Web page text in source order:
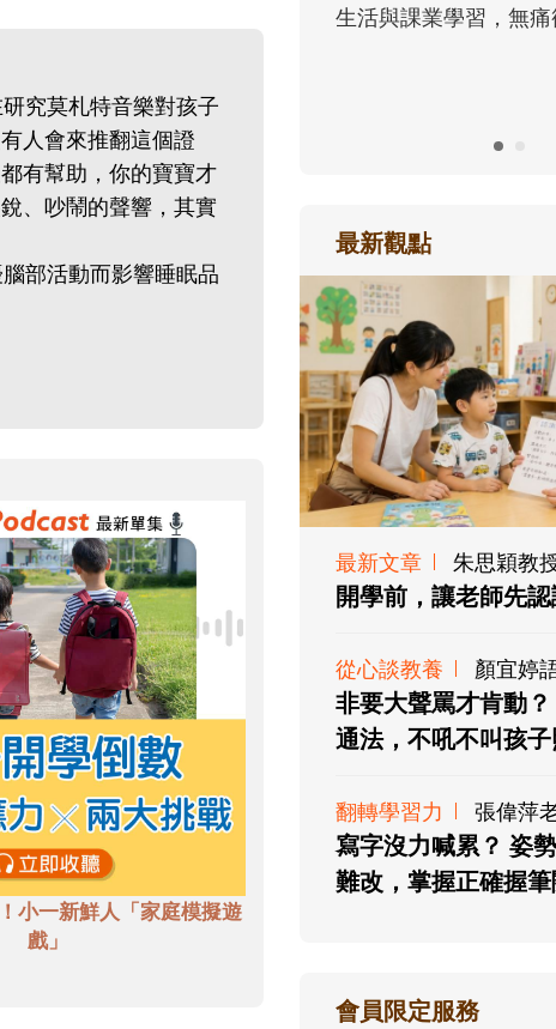
究莫札特音樂對孩子
人會來推翻這個證
有幫助，你的寶寶才
、吵鬧的聲響，其實
部活動而影響睡眠品
小一新鮮人「家庭模擬遊
戲」
生活與課業學習，無痛銜接上小學。
最新觀點
最新文章 朱思穎教
開學前，讓老師先
從心談教養 顏宜婷
非要大聲罵才肯動
通法，不吼不叫孩
翻轉學習力 張偉萍
寫字沒力喊累？ 姿
難改，掌握正確握
會員限定服務